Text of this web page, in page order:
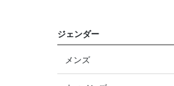
ジェンダー
メンズ